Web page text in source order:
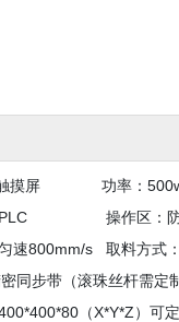
触摸屏 功率：
：PLC 操作区：防
800mm/s 取料方式
带（滚珠丝杆需定制
（X*Y*Z）可定